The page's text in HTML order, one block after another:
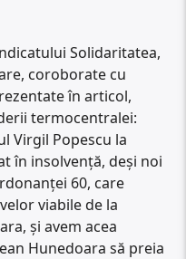
Solidaritatea,
coroborate cu
în articol,
termocentralei:
Virgil Popescu la
în insolvență, deși noi
60, care
viabile de la
și avem acea
Hunedoara să preia